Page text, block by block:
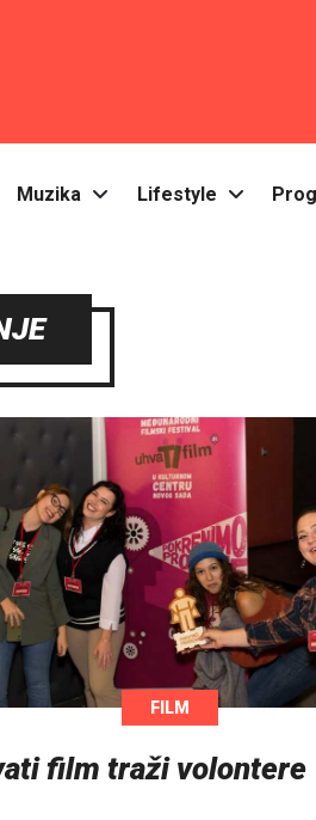
Muzika Lifestyle
FILM
film traži volontere